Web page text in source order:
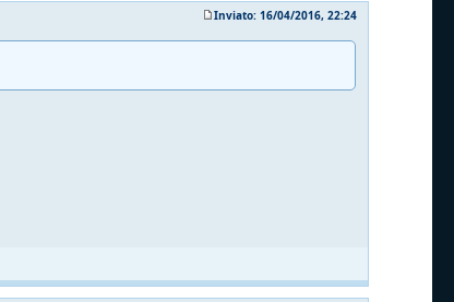
Inviato: 16/04/2016, 22:24